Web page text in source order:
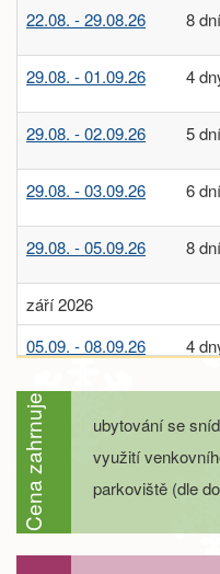
22.08. - 29.08.26 8 dní
29.08. - 01.09.26 4
29.08. - 02.09.26 5 dní
29.08. - 03.09.26 6 dní
29.08. - 05.09.26 8 dní
září 2026
05.09. - 08.09.26
4
05.09. - 09.09.26
05.09. - 10.09.26 6 dní
05.09. - 12.09.26
Cena zahrnuje
ubytování se
využití
parkoviště (dle